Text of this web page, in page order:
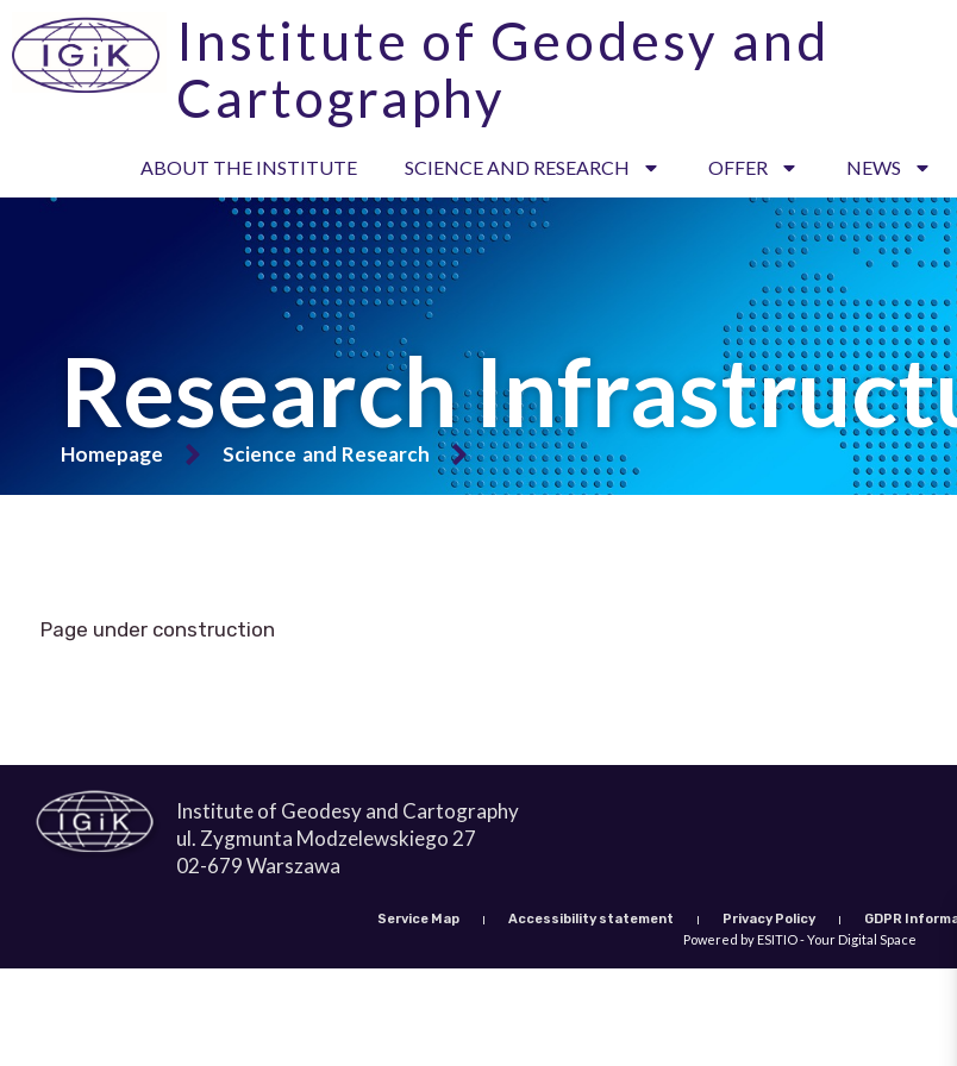
Institute of Geodesy and
Cartography
ABOUT THE INSTITUTE SCIENCE AND RESEARCH OFFER NEWS
Research
Homepage Science and Research
Page under construction
Institute of Geodesy and Cartography
ul. Zygmunta Modzelewskiego 27
02-679 Warszawa
Service Map Accessibility statement Privacy Policy GDPR
Powered by ESITIO - Your Digital Space